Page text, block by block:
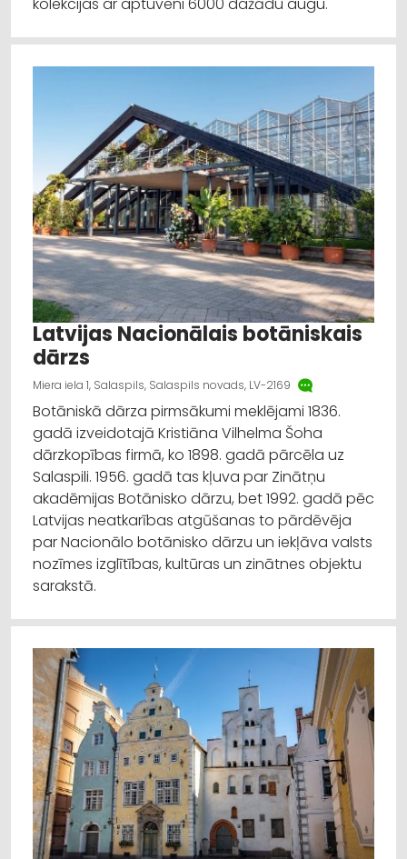
Latvijas Nacionālais botāniskais
dārzs
Miera iela 1, Salaspils, Salaspils novads, LV-2169
Botāniskā dārza pirmsākumi meklējami 1836.
gadā izveidotajā Kristiāna Vilhelma Šoha
dārzkopības firmā, ko 1898. gadā pārcēla uz
Salaspili. 1956. gadā tas kļuva par Zinātņu
akadēmijas Botānisko dārzu, bet 1992. gadā pēc
Latvijas neatkarības atgūšanas to pārdēvēja
par Nacionālo botānisko dārzu un iekļāva valsts
nozīmes izglītības, kultūras un zinātnes objektu
sarakstā.